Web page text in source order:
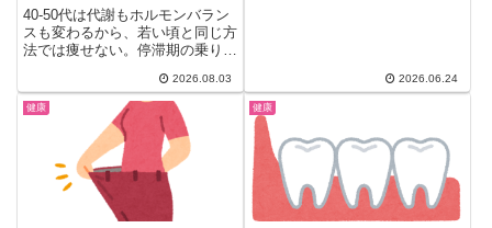
40-50代は代謝もホルモンバラン
スも変わるから、若い頃と同じ方
法では痩せない。停滞期の乗り越
夫、途中で挫折しない対策まで、
ガル民のリアルなダイエット体験
談を食事・運動・メンタル別に完
全整理した保存版まとめ記事。
2026.08.03 2026.06.24
健康 健康